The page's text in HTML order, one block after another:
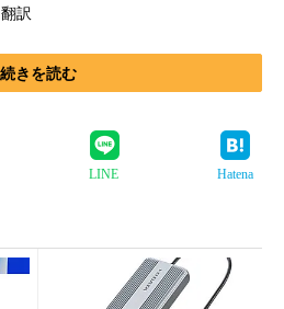
訳
続きを読む
LINE Hatena